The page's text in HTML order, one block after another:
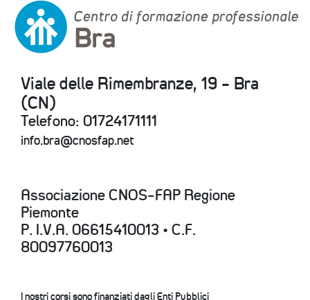
Viale delle Rimembranze, 19 - Bra
(CN)
Telefono: 01724171111
info.bra@cnosfap.net
Associazione CNOS-FAP Regione
Piemonte
P. I.V.A. 06615410013 • C.F.
80097760013
I nostri corsi sono finanziati dagli Enti Pubblici